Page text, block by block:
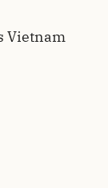
Vietnam